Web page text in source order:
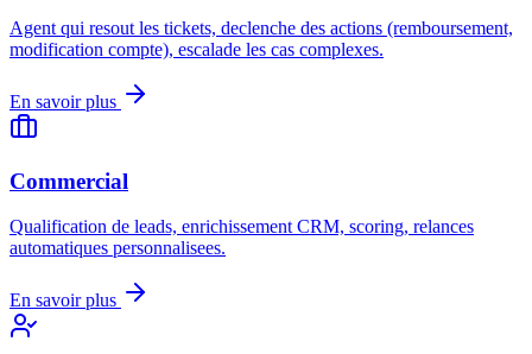
Agent qui resout les tickets, declenche des actions (remboursement,
modification compte), escalade les cas complexes.
En savoir plus
Commercial
Qualification de leads, enrichissement CRM, scoring, relances
automatiques personnalisees.
En savoir plus